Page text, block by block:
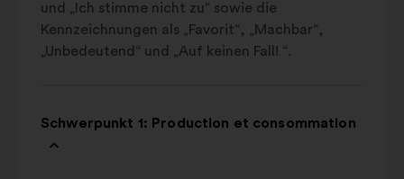
und „Ich stimme nicht zu“ sowie die
Kennzeichnungen als „Favorit“, „Machbar“,
„Unbedeutend“ und „Auf keinen Fall! “.
Schwerpunkt 1: Production et consommation